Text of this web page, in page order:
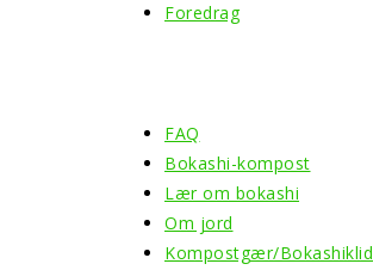
Foredrag
FAQ
Bokashi-kompost
Lær om bokashi
Om jord
Kompostgær/Bokashiklid